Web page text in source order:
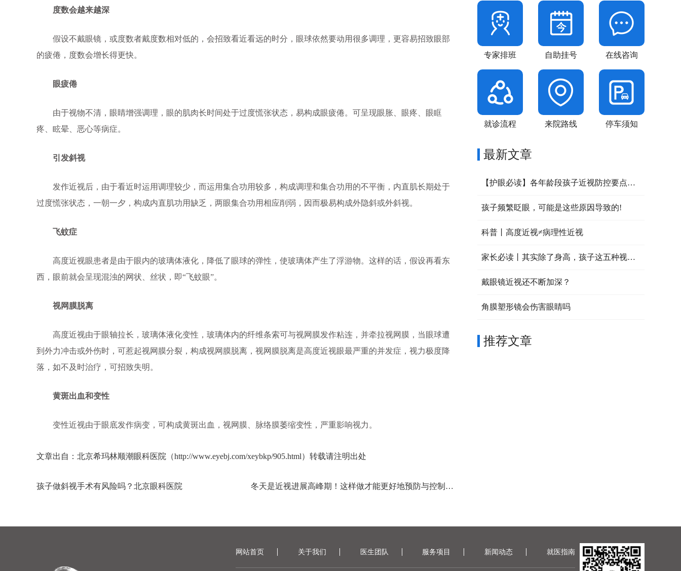
度数会越来越深
假设不戴眼镜，或度数者戴度数相对低的，会招致看近看远的时分，眼球依然要动用很多调理，更容易招致眼部
的疲倦，度数会增长得更快。
眼疲倦
由于视物不清，眼睛增强调理，眼的肌肉长时间处于过度慌张状态，易构成眼疲倦。可呈现眼胀、眼疼、眼眶
疼、眩晕、恶心等病症。
引发斜视
发作近视后，由于看近时运用调理较少，而运用集合功用较多，构成调理和集合功用的不平衡，内直肌长期处于
过度慌张状态，一朝一夕，构成内直肌功用缺乏，两眼集合功用相应削弱，因而极易构成外隐斜或外斜视。
飞蚊症
高度近视眼患者是由于眼内的玻璃体液化，降低了眼球的弹性，使玻璃体产生了浮游物。这样的话，假设再看东
西，眼前就会呈现混浊的网状、丝状，即“飞蚊眼”。
视网膜脱离
高度近视由于眼轴拉长，玻璃体液化变性，玻璃体内的纤维条索可与视网膜发作粘连，并牵拉视网膜，当眼球遭
到外力冲击或外伤时，可惹起视网膜分裂，构成视网膜脱离，视网膜脱离是高度近视眼最严重的并发症，视力极度降
落，如不及时治疗，可招致失明。
黄斑出血和变性
变性近视由于眼底发作病变，可构成黄斑出血，视网膜、脉络膜萎缩变性，严重影响视力。
文章出自：北京希玛林顺潮眼科医院（http://www.eyebj.com/xeybkp/905.html）转载请注明出处
孩子做斜视手术有风险吗？北京眼科医院 冬天是近视进展高峰期！这样做才能更好地预防与控制近视
专家排班 自助挂号 在线咨询
就诊流程 来院路线 停车须知
最新文章
【护眼必读】各年龄段孩子近视防控要点大公开，家长速收藏！
孩子频繁眨眼，可能是这些原因导致的!
科普丨高度近视≠病理性近视
家长必读丨其实除了身高，孩子这五种视力问题，也可以提前干预！
戴眼镜近视还不断加深？
角膜塑形镜会伤害眼睛吗
推荐文章
网站首页 关于我们 医生团队 服务项目 新闻动态 就医指南